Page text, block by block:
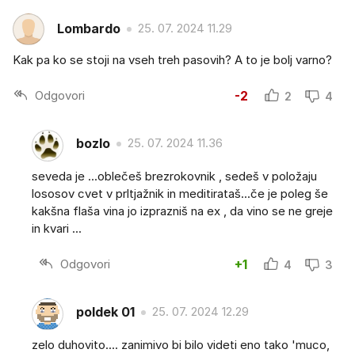
Lombardo 25. 07. 2024 11.29
Kak pa ko se stoji na vseh treh pasovih? A to je bolj varno?
Odgovori -2 2 4
bozlo 25. 07. 2024 11.36
seveda je ...oblečeš brezrokovnik , sedeš v položaju
lososov cvet v prltjažnik in meditirataš...če je poleg še
kakšna flaša vina jo izprazniš na ex , da vino se ne greje
in kvari ...
Odgovori +1 4 3
poldek 01 25. 07. 2024 12.29
zelo duhovito.... zanimivo bi bilo videti eno tako 'muco,